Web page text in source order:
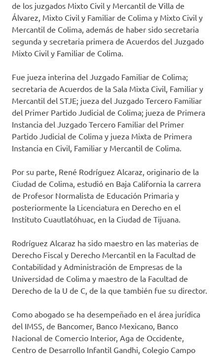
de los juzgados Mixto Civil y Mercantil de Villa de
Álvarez, Mixto Civil y Familiar de Colima y Mixto Civil y
Mercantil de Colima, además de haber sido secretaria
segunda y secretaria primera de Acuerdos del Juzgado
Mixto Civil y Familiar de Colima.
Fue jueza interina del Juzgado Familiar de Colima;
secretaria de Acuerdos de la Sala Mixta Civil, Familiar y
Mercantil del STJE; jueza del Juzgado Tercero Familiar
del Primer Partido Judicial de Colima; jueza de Primera
Instancia del Juzgado Tercero Familiar del Primer
Partido Judicial de Colima y jueza Mixta de Primera
Instancia en Civil, Familiar y Mercantil de Colima.
Por su parte, René Rodríguez Alcaraz, originario de la
Ciudad de Colima, estudió en Baja California la carrera
de Profesor Normalista de Educación Primaria y
posteriormente la Licenciatura en Derecho en el
Instituto Cuautlatóhuac, en la Ciudad de Tijuana.
Rodríguez Alcaraz ha sido maestro en las materias de
Derecho Fiscal y Derecho Mercantil en la Facultad de
Contabilidad y Administración de Empresas de la
Universidad de Colima y maestro de la Facultad de
Derecho de la U de C, de la que también fue su director.
Como abogado se ha desempeñado en el área jurídica
del IMSS, de Bancomer, Banco Mexicano, Banco
Nacional de Comercio Interior, Aga de Occidente,
Centro de Desarrollo Infantil Gandhi, Colegio Campo